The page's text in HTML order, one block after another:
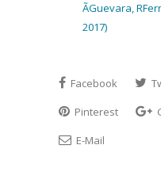
ÃGuevara,
2017)
Facebook
Pinterest
E-Mail